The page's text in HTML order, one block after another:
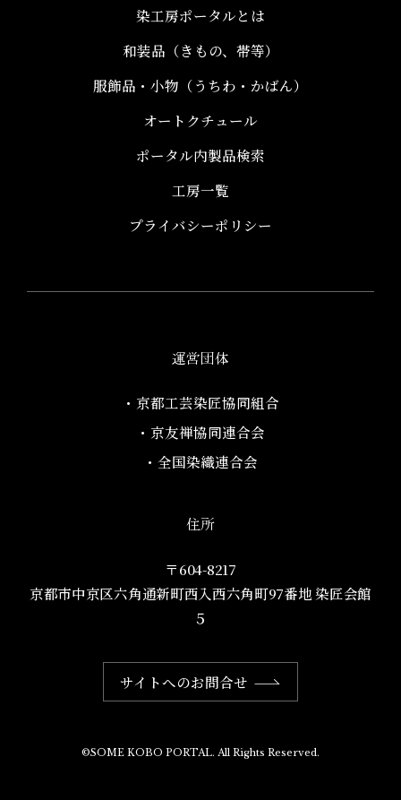
染工房ポータルとは
和装品（きもの、帯等）​
服飾品・小物​（うちわ・かばん）
オートクチュール
ポータル内製品検索
工房一覧
プライバシーポリシー
運営団体
・京都工芸染匠協同組合​
・京友禅協同連合会
・全国染織連合会
住所
〒604-8217
京都市中京区六角通新町西入西六角町97番地​ 染匠会館
５
サイトへのお問合せ
©SOME KOBO PORTAL. All Rights Reserved.